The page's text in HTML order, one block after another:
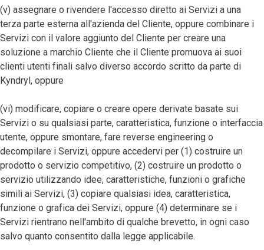
(v) assegnare o rivendere l'accesso diretto ai Servizi a una
terza parte esterna all'azienda del Cliente, oppure combinare i
Servizi con il valore aggiunto del Cliente per creare una
soluzione a marchio Cliente che il Cliente promuova ai suoi
clienti utenti finali salvo diverso accordo scritto da parte di
Kyndryl, oppure
(vi) modificare, copiare o creare opere derivate basate sui
Servizi o su qualsiasi parte, caratteristica, funzione o interfaccia
utente, oppure smontare, fare reverse engineering o
decompilare i Servizi, oppure accedervi per (1) costruire un
prodotto o servizio competitivo, (2) costruire un prodotto o
servizio utilizzando idee, caratteristiche, funzioni o grafiche
simili ai Servizi, (3) copiare qualsiasi idea, caratteristica,
funzione o grafica dei Servizi, oppure (4) determinare se i
Servizi rientrano nell'ambito di qualche brevetto, in ogni caso
salvo quanto consentito dalla legge applicabile.